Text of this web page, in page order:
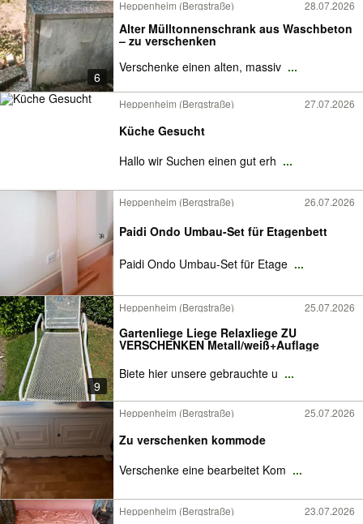
6
Heppenheim (Bergstraße) 28.07.2026
Alter Mülltonnenschrank aus Waschbeton
– zu verschenken
Verschenke einen alten, massiv ...
Heppenheim (Bergstraße) 27.07.2026
Küche Gesucht
Hallo wir Suchen einen gut erh ...
Heppenheim (Bergstraße) 26.07.2026
Paidi Ondo Umbau-Set für Etagenbett
Paidi Ondo Umbau-Set für Etage ...
9
Heppenheim (Bergstraße) 25.07.2026
Gartenliege Liege Relaxliege ZU
VERSCHENKEN Metall/weiß+Auflage
Biete hier unsere gebrauchte u ...
Heppenheim (Bergstraße) 25.07.2026
Zu verschenken kommode
Verschenke eine bearbeitet Kom ...
Heppenheim (Bergstraße) 23.07.2026